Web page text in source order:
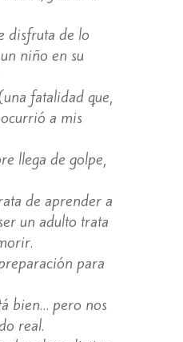
disfruta de lo
niño en su
fatalidad que,
a mis
llega de golpe,
de aprender a
un adulto trata
para
bien… pero nos
real.